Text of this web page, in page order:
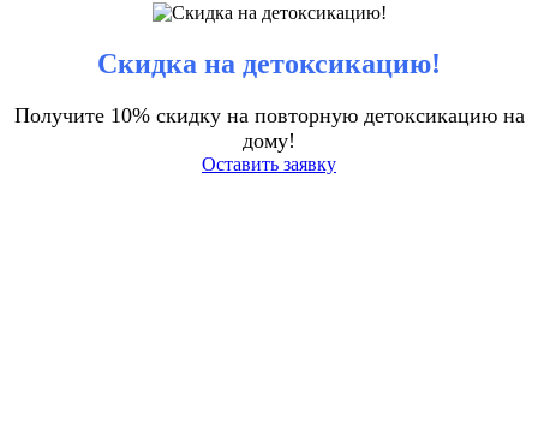
Скидка на детоксикацию!
Получите 10% скидку на повторную детоксикацию на
дому!
Оставить заявку